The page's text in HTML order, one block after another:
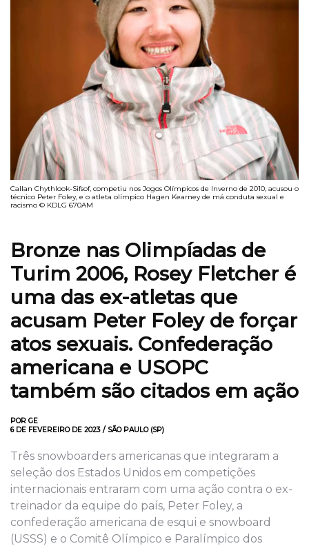
Callan Chythlook-Sifsof, competiu nos Jogos Olímpicos de Inverno de 2010, acusou o
técnico Peter Foley, e o atleta olímpico Hagen Kearney de má conduta sexual e
racismo © KDLG 670AM
Bronze nas Olimpíadas de
Turim 2006, Rosey Fletcher é
uma das ex-atletas que
acusam Peter Foley de forçar
atos sexuais. Confederação
americana e USOPC
também são citados em ação
POR GE
6 DE FEVEREIRO DE 2023 / SÃO PAULO (SP)
Três snowboarders americanas que integraram a
seleção dos Estados Unidos em competições
internacionais entraram com uma ação contra o ex-
treinador da equipe do país, Peter Foley, a
confederação americana de esqui e snowboard
(USSS) e o Comitê Olímpico e Paralímpico dos